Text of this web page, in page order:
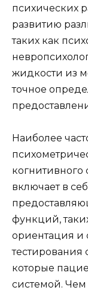
психических
развитию
таких как
жидкости из
точное
Наиболее
когнитивного
включает в
функций,
ориентация и
тестирования
которые
системой. Чем